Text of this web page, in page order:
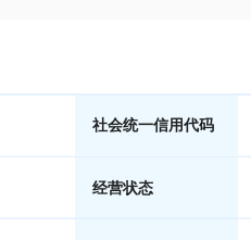
社会统一信用代码
经营状态